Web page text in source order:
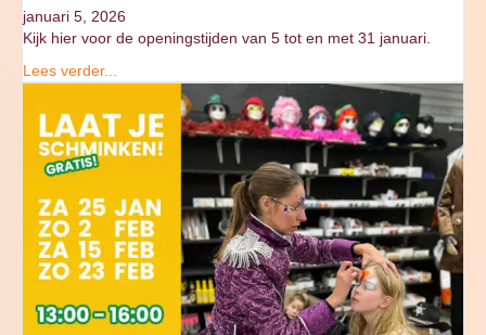
januari 5, 2026
Kijk hier voor de openingstijden van 5 tot en met 31 januari.
Lees verder...